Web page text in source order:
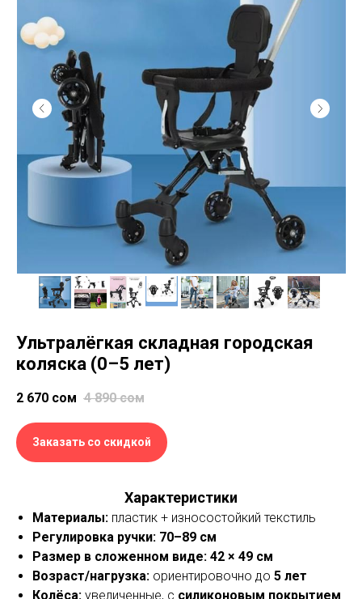
Ультралёгкая складная городская
коляска (0–5 лет)
2 670 сом 4 890 сом
Заказать со скидкой
Характеристики
Материалы: пластик + износостойкий текстиль
Регулировка ручки: 70–89 см
Размер в сложенном виде: 42 × 49 см
Возраст/нагрузка: ориентировочно до 5 лет
Колёса: увеличенные, с силиконовым покрытием